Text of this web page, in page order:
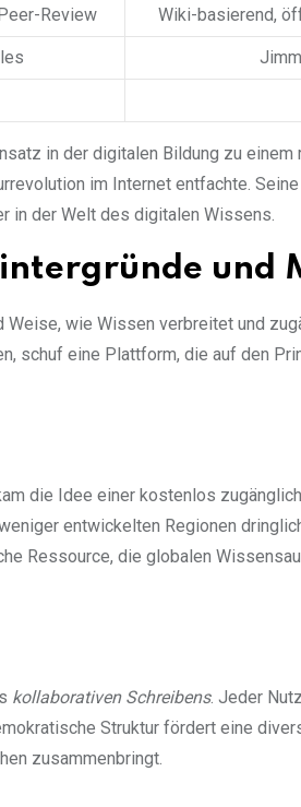
Review Wiki-basierend,
in der digitalen Bildung zu einem
im Internet entfachte.
in der Welt des digitalen Wissens.
und
Weise, wie Wissen verbreitet und
schuf eine Plattform, die auf den
die Idee einer kostenlos
entwickelten Regionen
Ressource, die globalen
kollaborativen Schreibens. Jeder
Struktur fördert eine
zusammenbringt.